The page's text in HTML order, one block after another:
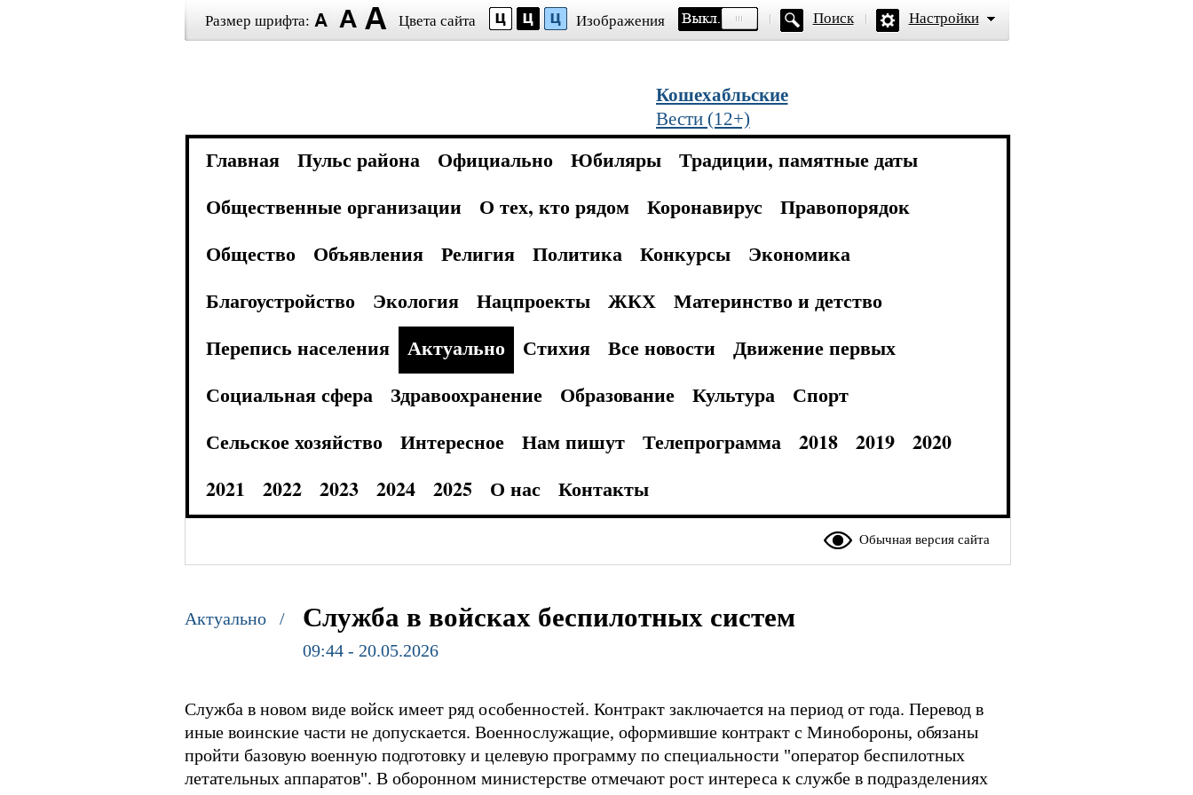
Размер шрифта: Цвета сайта Изображения Поиск Настройки
Кошехабльские
Вести (12+)
Главная Пульс района Официально Юбиляры
Традиции, памятные даты
Общественные организации
О тех, кто рядом Коронавирус
Правопорядок
Общество
Объявления Религия Политика Конкурсы
Экономика
Благоустройство
Экология Нацпроекты ЖКХ
Материнство и детство
Перепись населения
Актуально Стихия Все новости
Движение первых
Социальная сфера
Здравоохранение Образование Культура
Спорт
Сельское хозяйство
Интересное Нам пишут Телепрограмма 2018 2019
2020
2021
2022 2023 2024 2025 О нас Контакты
Обычная версия сайта
Актуально / Служба в войсках беспилотных систем
09:44 - 20.05.2026
Служба в новом виде войск имеет ряд особенностей. Контракт заключается на период от года. Перевод в
иные воинские части не допускается. Военнослужащие, оформившие контракт с Минобороны, обязаны
пройти базовую военную подготовку и целевую программу по специальности "оператор беспилотных
летательных аппаратов". В оборонном министерстве отмечают рост интереса к службе в подразделениях